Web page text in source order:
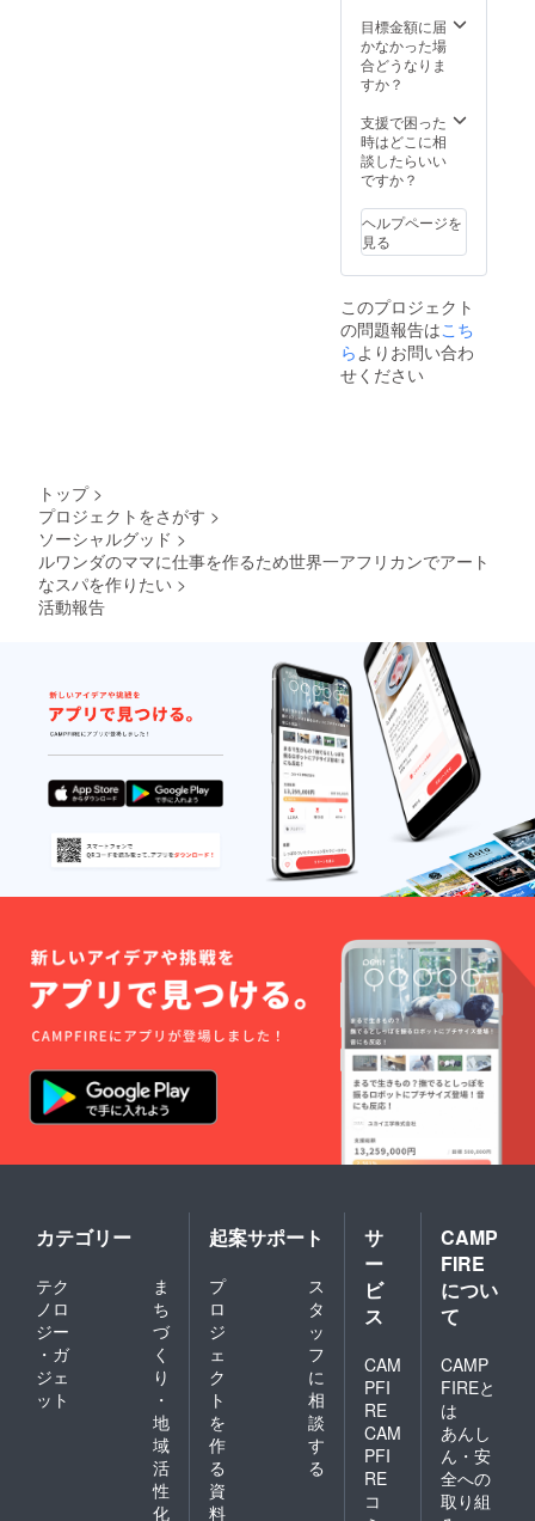
Ryoma
corporation
取締役（シ
ンガポー
ル）、
KISEKI
取締役、
NPO法人え
ひめグロー
バルネット
ワーク理
事、JACC日
本アドベン
m.exblog.jp/
主～アフリ
カ自転車
5000km！』
幻冬舎／
2005
『満点
バイク』木
楽舎／2011
ル・ガー
ジェンヌ／
PHP出版／
2010 （共
著）
『満点自行
車』／2010
／台湾
お住い
の街か
ら一番
近い日
ディー
ケア学
院の卒
業生を
しま
す。 そ
こで、
日本ボ
ケア学
院が指
導して
いる
KEIRA
たしま
す。 な
トがい
ない場
合で
も、日
本ボ
ディー
ケア学
院東京
校では
必ず受
けてい
ただけ
ますの
でご安
さい。
目標金額に届
かなかった場
合どうなりま
すか？
支援で困った
時はどこに相
談したらいい
ですか？
ヘルプページを
見る
このプロジェクト
の問題報告はこち
ら よりお問い合わ
せください
トップ >
プロジェクトをさがす >
ソーシャルグッド >
ルワンダのママに仕事を作るため世界一アフリカンでアート
なスパを作りたい >
活動報告
カテゴリー
テク
ノロ
ジー
・ガ
ジェ
ット
ま
ち
づ
く
り
・
地
域
活
性
化
起案サポート
プ
ロ
ジ
ェ
ク
ト
を
作
る
ス
タ
ッ
フ
に
相
談
す
る
資
料
サ
ー
ビ
ス
CAM
PFI
RE
CAM
PFI
RE
コ
CAMP
FIRE
につい
て
CAMP
FIREと
は
あんし
ん・安
全への
取り組